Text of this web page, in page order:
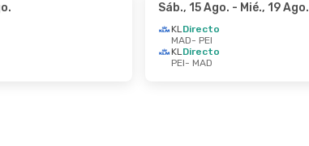
Sáb., 15 Ago. - Mié., 19 Ago.
KLDirecto
MAD- PEI
KLDirecto
PEI- MAD